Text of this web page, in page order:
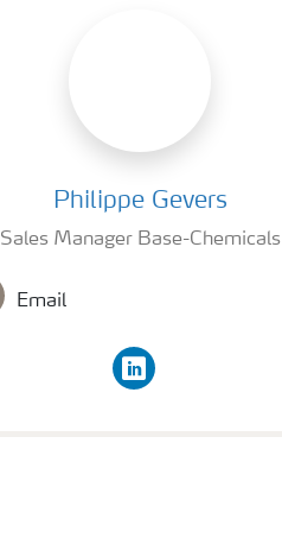
Philippe Gevers
Sales Manager Base-Chemicals
Email
linkedin